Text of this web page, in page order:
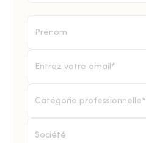
Catégorie professionnelle*